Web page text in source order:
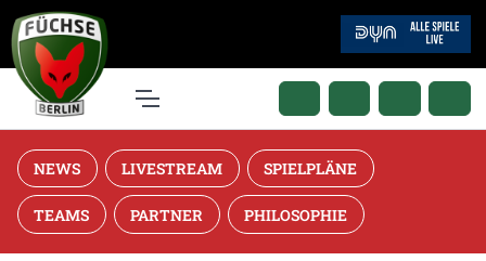
NEWS LIVESTREAM SPIELPLÄNE
TEAMS PARTNER PHILOSOPHIE